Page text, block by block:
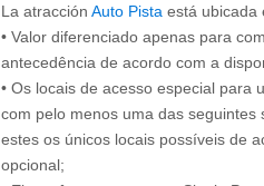
La atracción Auto Pista está ubicada
• Valor diferenciado apenas para
antecedência de acordo com a
• Os locais de acesso especial para
com pelo menos uma das
estes os únicos locais possíveis de
opcional;